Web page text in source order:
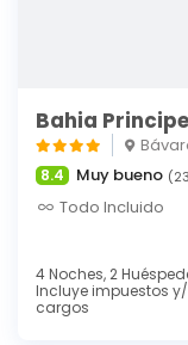
Bahia
8.4 Muy bueno
Todo Incluido
4 Noches, 2
Incluye impuestos
cargos